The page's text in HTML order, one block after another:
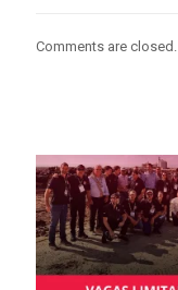
Comments are closed.